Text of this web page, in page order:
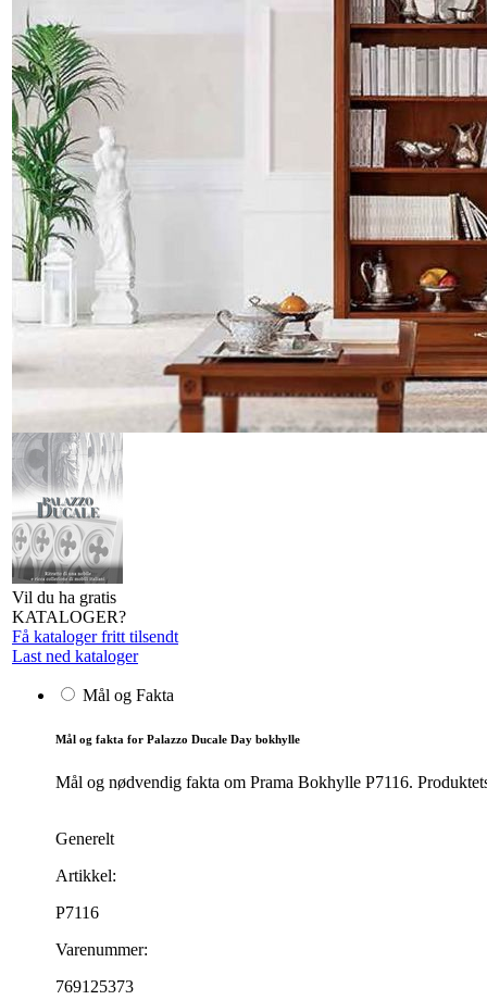
Vil du ha gratis
KATALOGER?
Få kataloger fritt tilsendt
Last ned kataloger
Mål og Fakta
Mål og fakta for Palazzo Ducale Day bokhylle
Mål og nødvendig fakta om Prama Bokhylle P7116.
Generelt
Artikkel:
P7116
Varenummer:
769125373